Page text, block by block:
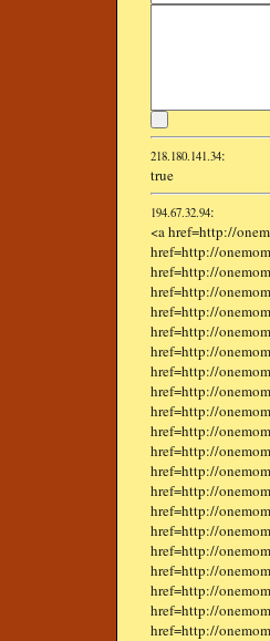
218.180.141.34:
true
194.67.32.94:
<a href=http://
href=http://
href=http://
href=http://
href=http://
href=http://
href=http://
href=http://
href=http://
href=http://
href=http://
href=http://
href=http://
href=http://
href=http://
href=http://
href=http://
href=http://
href=http://
href=http://
href=http://